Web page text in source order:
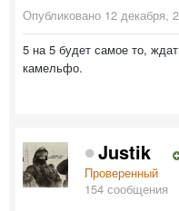
Опубликовано 12 декабря,
5 на 5 будет самое то,
камельфо.
Justik
Проверенный
154 сообщения